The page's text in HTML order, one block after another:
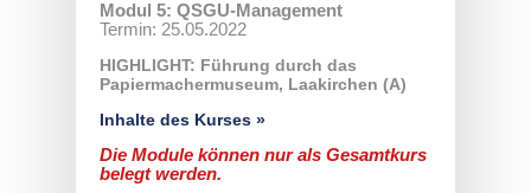
Modul 5: QSGU-Management
Termin: 25.05.2022
HIGHLIGHT: Führung durch das
Papiermachermuseum, Laakirchen (A)
Inhalte des Kurses »
Die Module können nur als Gesamtkurs
belegt werden.